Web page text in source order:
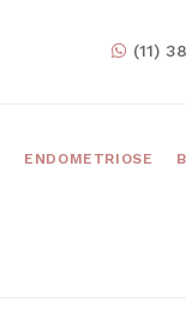
(11)
ENDOMETRIOSE